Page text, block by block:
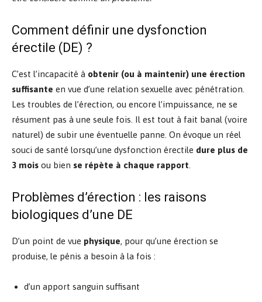
Comment définir une dysfonction
érectile (DE) ?
C’est l’incapacité à obtenir (ou à maintenir) une érection
suffisante en vue d’une relation sexuelle avec pénétration.
Les troubles de l’érection, ou encore l’impuissance, ne se
résument pas à une seule fois. Il est tout à fait banal (voire
naturel) de subir une éventuelle panne. On évoque un réel
souci de santé lorsqu’une dysfonction érectile dure plus de
3 mois ou bien se répète à chaque rapport
Problèmes d’érection : les raisons
biologiques d’une DE
D’un point de vue physique, pour qu’une érection se
produise, le pénis a besoin à la fois :
d’un apport sanguin suffisant